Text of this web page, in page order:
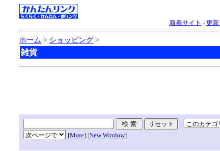
新着サイト - 更
ホーム > ショッピング >
雑貨
[More] [New Window]